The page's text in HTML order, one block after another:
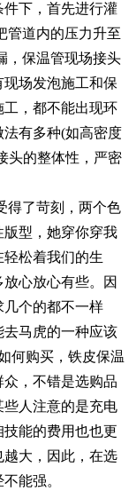
下，首先进行灌
管道内的压力升至
，保温管现场接头
场发泡施工和保
，都不能出现环
有多种(如高密度
头的整体性，严密
得了苛刻，两个色
型，她穿你穿我
松着我们的生
心放心有些。因
几个的都不一样
马虎的一种应该
何购买，铁皮保温
，不错是选购品
人注意的是充电
能的费用也也更
大，因此，在选
能强。